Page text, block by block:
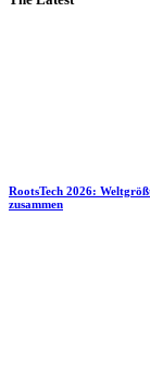
RootsTech 2026:
zusammen